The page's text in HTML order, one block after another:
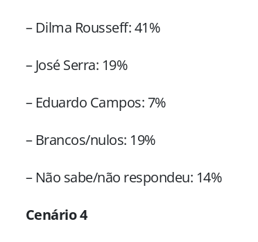
– Dilma Rousseff: 41%
– José Serra: 19%
– Eduardo Campos: 7%
– Brancos/nulos: 19%
– Não sabe/não respondeu: 14%
Cenário 4